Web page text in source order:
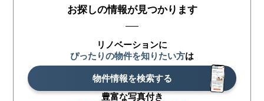
お探しの情報が見つかります
リノベーションに
ぴったりの物件を知りたい方は
物件情報を検索する
豊富な写真付き